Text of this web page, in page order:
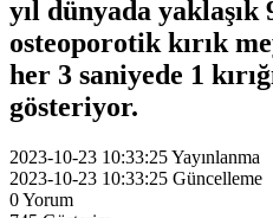
yıl dünyada yaklaşık
osteoporotik kırık
her 3 saniyede 1
gösteriyor.
2023-10-23 10:33:25Yayınlanma
2023-10-23 10:33:25 Güncelleme
0Yorum